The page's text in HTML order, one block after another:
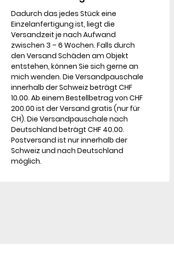
Dadurch das jedes Stück eine
Einzelanfertigung ist, liegt die
Versandzeit je nach Aufwand
zwischen 3 – 6 Wochen. Falls durch
den Versand Schäden am Objekt
entstehen, können Sie sich gerne an
mich wenden. Die Versandpauschale
innerhalb der Schweiz beträgt CHF
10.00. Ab einem Bestellbetrag von CHF
200.00 ist der Versand gratis (nur für
CH). Die Versandpauschale nach
Deutschland beträgt CHF 40.00.
Postversand ist nur innerhalb der
Schweiz und nach Deutschland
möglich.